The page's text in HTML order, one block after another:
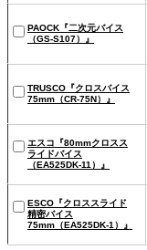
PAOCK『二次元バイス
（GS-S107）』
TRUSCO『クロスバイス
75mm（CR-75N）』
エスコ『80mmクロスス
ライドバイス
（EA525DK-11）』
ESCO『クロススライド
精密バイス
75mm（EA525DK-1）』